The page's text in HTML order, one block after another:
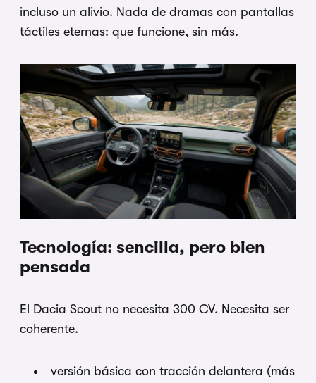
incluso un alivio. Nada de dramas con pantallas
táctiles eternas: que funcione, sin más.
Tecnología: sencilla, pero bien
pensada
El Dacia Scout no necesita 300 CV. Necesita ser
coherente.
versión básica con tracción delantera (más